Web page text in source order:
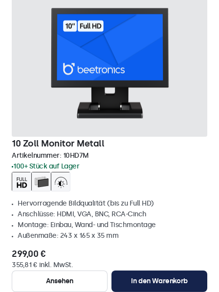
10 Zoll Monitor Metall
Artikelnummer: 10HD7M
100+ Stück auf Lager
Hervorragende Bildqualität (bis zu Full HD)
Anschlüsse: HDMI, VGA, BNC, RCA-Cinch
Montage: Einbau, Wand- und Tischmontage
Außenmaße: 243 x 165 x 35 mm
299,00 €
355,81 € inkl. MwSt.
Ansehen
In den Warenkorb